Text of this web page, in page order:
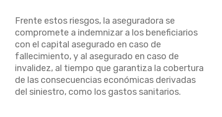
Frente estos riesgos, la aseguradora se
compromete a indemnizar a los beneficiarios
con el capital asegurado en caso de
fallecimiento, y al asegurado en caso de
invalidez, al tiempo que garantiza la cobertura
de las consecuencias económicas derivadas
del siniestro, como los gastos sanitarios.